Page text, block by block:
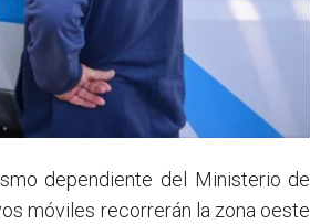
dependiente del Ministerio de
móviles recorrerán la zona oeste